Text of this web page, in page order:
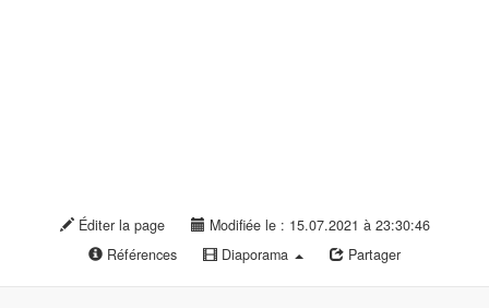
Éditer la page
Modifiée le : 15.07.2021 à 23:30:46
Références
Diaporama Partager